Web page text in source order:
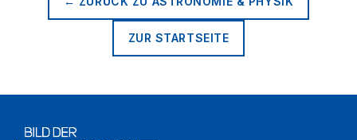
ZUR STARTSEITE